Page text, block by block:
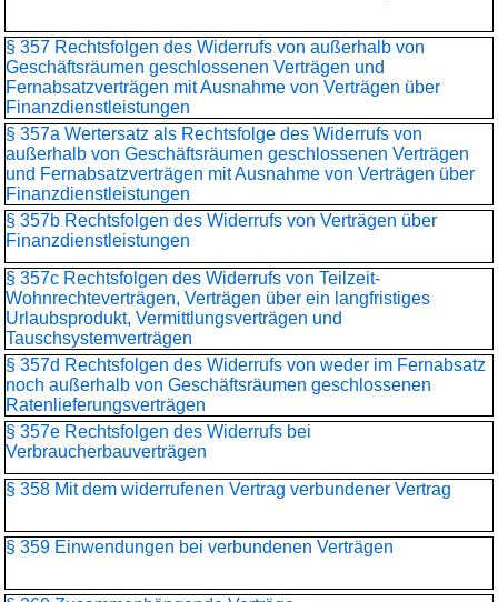
§ 357 Rechtsfolgen des Widerrufs von außerhalb von
Geschäftsräumen geschlossenen Verträgen und
Fernabsatzverträgen mit Ausnahme von Verträgen über
Finanzdienstleistungen
§ 357a Wertersatz als Rechtsfolge des Widerrufs von
außerhalb von Geschäftsräumen geschlossenen Verträgen
und Fernabsatzverträgen mit Ausnahme von Verträgen über
Finanzdienstleistungen
§ 357b Rechtsfolgen des Widerrufs von Verträgen über
Finanzdienstleistungen
§ 357c Rechtsfolgen des Widerrufs von Teilzeit-
Wohnrechteverträgen, Verträgen über ein langfristiges
Urlaubsprodukt, Vermittlungsverträgen und
Tauschsystemverträgen
§ 357d Rechtsfolgen des Widerrufs von weder im Fernabsatz
noch außerhalb von Geschäftsräumen geschlossenen
Ratenlieferungsverträgen
§ 357e Rechtsfolgen des Widerrufs bei
Verbraucherbauverträgen
§ 358 Mit dem widerrufenen Vertrag verbundener Vertrag
§ 359 Einwendungen bei verbundenen Verträgen